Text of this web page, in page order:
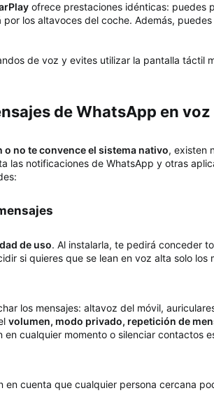
ofrece prestaciones idénticas: puedes
los altavoces del coche. Además,
de voz y evites utilizar la pantalla
de WhatsApp en
no te convence el sistema nativo, existen
las notificaciones de WhatsApp y otras
de uso. Al instalarla, te pedirá conceder
si quieres que se lean en voz alta solo
los mensajes: altavoz del móvil,
volumen, modo privado, repetición de
cualquier momento o silenciar contactos
en cuenta que cualquier persona cercana